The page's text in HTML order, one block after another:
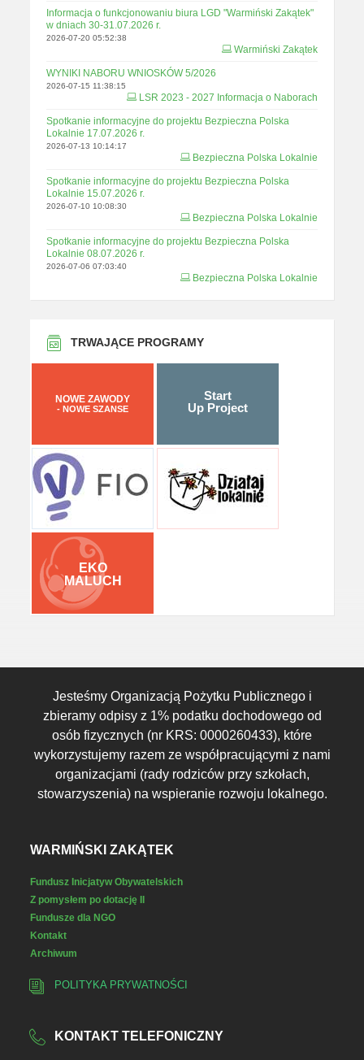
Informacja o funkcjonowaniu biura LGD "Warmiński Zakątek"
w dniach 30-31.07.2026 r.
2026-07-20 05:52:38
Warmiński Zakątek
WYNIKI NABORU WNIOSKÓW 5/2026
2026-07-15 11:38:15
LSR 2023 - 2027 Informacja o Naborach
Spotkanie informacyjne do projektu Bezpieczna Polska
Lokalnie 17.07.2026 r.
2026-07-13 10:14:17
Bezpieczna Polska Lokalnie
Spotkanie informacyjne do projektu Bezpieczna Polska
Lokalnie 15.07.2026 r.
2026-07-10 10:08:30
Bezpieczna Polska Lokalnie
Spotkanie informacyjne do projektu Bezpieczna Polska
Lokalnie 08.07.2026 r.
2026-07-06 07:03:40
Bezpieczna Polska Lokalnie
TRWAJĄCE PROGRAMY
NOWE ZAWODY
- NOWE SZANSE
Start
Up Project
EKO
MALUCH
Jesteśmy Organizacją Pożytku Publicznego i
zbieramy odpisy z 1% podatku dochodowego od
osób fizycznych (nr KRS: 0000260433), które
wykorzystujemy razem ze współpracującymi z nami
organizacjami (rady rodziców przy szkołach,
stowarzyszenia) na wspieranie rozwoju lokalnego.
WARMIŃSKI ZAKĄTEK
Fundusz Inicjatyw Obywatelskich
Z pomysłem po dotację II
Fundusze dla NGO
Kontakt
Archiwum
POLITYKA PRYWATNOŚCI
KONTAKT TELEFONICZNY